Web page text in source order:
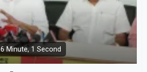
6 Minute, 1 Second